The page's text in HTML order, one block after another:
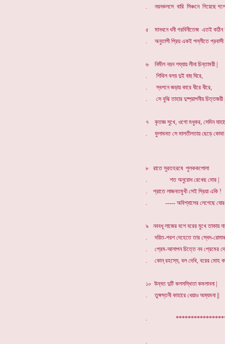
. নয়নকলসে বারি সিঞ্চনে গিয়েছে
৫ মানধনে ধনী গরবিনীতেজ এতই কঠিন
. অনুতাপী প্রিয় একই পল্লীতে প্রবাসী
৬ নিমীল নয়ন শয্যায় লীনা চিন্তাময়ী |
. শিথিল বলয় দুই বাহু ঘিরে,
. স্বপনে জড়ায় কারে ধীরে ধীরে,
. সে বুঝি তাহার দুষ্প্রাপনীয় চিত্তজয়ী
৭ কৃতজ্ঞ সুখে, ওগো মধুকর, সেদিন
. ফুলাবনত সে মালতীলতায় ছেড়ে কোথা
৮ রাতে সুরতহরষে পুলককপোলা
. শত অনুরোধ রেখেছ মোর |
. প্রাতে লাজনতমুখী সেই প্রিয়া একি !
. ----- অবিশ্বাসের লেগেছে ঘোর
৯ নববধূ লাজের বশে বরের মুখে তাকায়
. দয়িত-পরশ দেহেতে তার স্বেদ-
. প্রেম-আলাপন চিত্তে নব প্রেমের
. কোন্ রহস্যে, বল দেখি, বরের মোহ
১০ উন্নত দুটি কলসস্থিতা কমলাননা |
. তুঙ্গস্তনী কাহারে ধেয়াও অম্যমনা ||
.